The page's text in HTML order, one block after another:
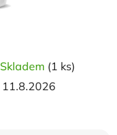
Skladem (1 ks)
11.8.2026